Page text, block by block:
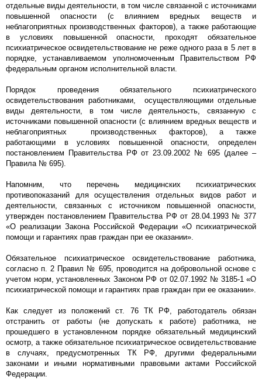
отдельные виды деятельности, в том числе связанной с источниками
повышенной опасности (с влиянием вредных веществ и
неблагоприятных производственных факторов), а также работающие
в условиях повышенной опасности, проходят обязательное
психиатрическое освидетельствование не реже одного раза в 5 лет в
порядке, устанавливаемом уполномоченным Правительством РФ
федеральным органом исполнительной власти.
Порядок проведения обязательного психиатрического
освидетельствования работниками, осуществляющими отдельные
виды деятельности, в том числе деятельность, связанную с
источниками повышенной опасности (с влиянием вредных веществ и
неблагоприятных производственных факторов), а также
работающими в условиях повышенной опасности, определен
постановлением Правительства РФ от 23.09.2002 № 695 (далее –
Правила № 695).
Напомним, что перечень медицинских психиатрических
противопоказаний для осуществления отдельных видов работ и
деятельности, связанных с источником повышенной опасности,
утвержден постановлением Правительства РФ от 28.04.1993 № 377
«О реализации Закона Российской Федерации «О психиатрической
помощи и гарантиях прав граждан при ее оказании».
Обязательное психиатрическое освидетельствование работника,
согласно п. 2 Правил № 695, проводится на добровольной основе с
учетом норм, установленных Законом РФ от 02.07.1992 № 3185-1 «О
психиатрической помощи и гарантиях прав граждан при ее оказании».
Как следует из положений ст. 76 ТК РФ, работодатель обязан
отстранить от работы (не допускать к работе) работника, не
прошедшего в установленном порядке обязательный медицинский
осмотр, а также обязательное психиатрическое освидетельствование
в случаях, предусмотренных ТК РФ, другими федеральными
законами и иными нормативными правовыми актами Российской
Федерации.